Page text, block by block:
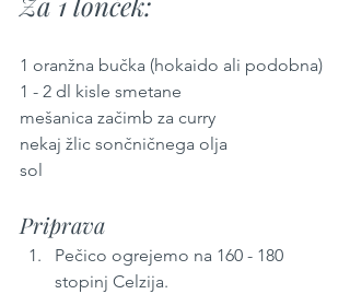
1 oranžna bučka (hokaido ali podobna)
1 - 2 dl kisle smetane
mešanica začimb za curry
nekaj žlic sončničnega olja
sol
Priprava
Pečico ogrejemo na 160 - 180
stopinj Celzija.